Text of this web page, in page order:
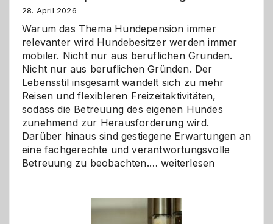
28. April 2026
Warum das Thema Hundepension immer
relevanter wird Hundebesitzer werden immer
mobiler. Nicht nur aus beruflichen Gründen.
Nicht nur aus beruflichen Gründen. Der
Lebensstil insgesamt wandelt sich zu mehr
Reisen und flexibleren Freizeitaktivitäten,
sodass die Betreuung des eigenen Hundes
zunehmend zur Herausforderung wird.
Darüber hinaus sind gestiegene Erwartungen an
eine fachgerechte und verantwortungsvolle
Betreuung zu beobachten.…Betreuung
wann
weiterlesen